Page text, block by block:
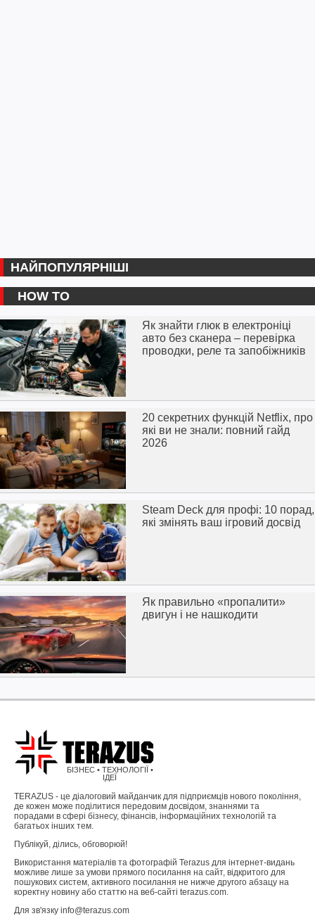
НАЙПОПУЛЯРНІШІ
HOW TO
Як знайти глюк в електроніці
авто без сканера – перевірка
проводки, реле та запобіжників
20 секретних функцій Netflix, про
які ви не знали: повний гайд
2026
Steam Deck для профі: 10 порад,
які змінять ваш ігровий досвід
Як правильно «пропалити»
двигун і не нашкодити
БІЗНЕС • ТЕХНОЛОГІЇ •
ІДЕЇ
TERAZUS - це діалоговий майданчик для підприємців нового покоління,
де кожен може поділитися передовим досвідом, знаннями та
порадами в сфері бізнесу, фінансів, інформаційних технологій та
багатьох інших тем.
Публікуй, ділись, обговорюй!
Використання матеріалів та фотографій Terazus для інтернет-видань
можливе лише за умови прямого посилання на сайт, відкритого для
пошукових систем, активного посилання не нижче другого абзацу на
коректну новину або статтю на веб-сайті terazus.com.
Для зв'язку info@terazus.com